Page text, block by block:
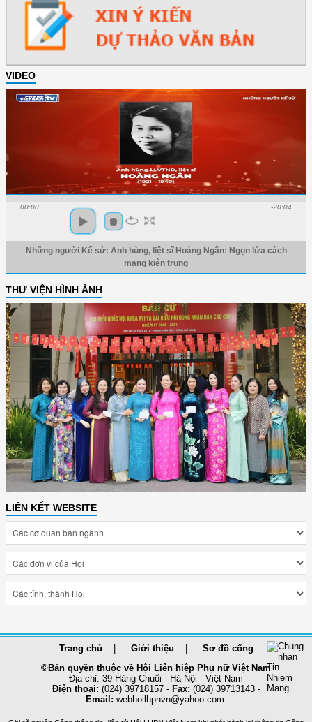
VIDEO
00:00 -20:04
Những người Kể sử: Anh hùng, liệt sĩ Hoàng Ngân: Ngọn lửa cách
mạng kiên trung
THƯ VIỆN HÌNH ẢNH
LIÊN KẾT WEBSITE
Trang chủ Giới thiệu
Sơ đồ cổng
©Bản quyền thuộc về Hội Liên hiệp Phụ nữ Việt Nam
Địa chỉ: 39 Hàng Chuối - Hà Nội - Việt Nam
Điện thoại: (024) 39718157 - Fax: (024) 39713143 -
Email: webhoilhpnvn@yahoo.com